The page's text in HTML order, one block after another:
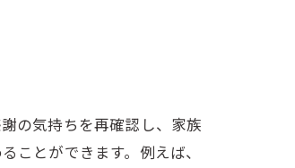
の気持ちを再確認し、家族
ことができます。例えば、